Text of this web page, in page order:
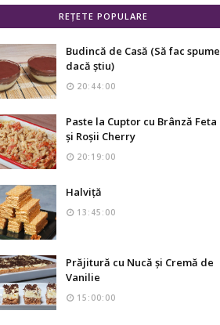
REȚETE POPULARE
Budincă de Casă (Să fac spume
dacă știu)
20:44:00
Paste la Cuptor cu Brânză Feta
și Roșii Cherry
20:19:00
Halviță
13:45:00
Prăjitură cu Nucă și Cremă de
Vanilie
15:00:00